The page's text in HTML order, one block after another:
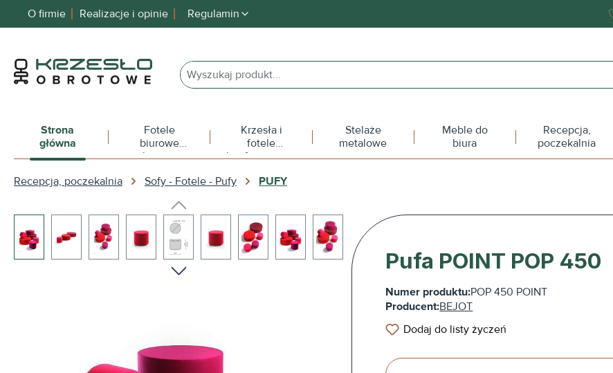
Przejdź do głównej nawigacji
O firmie Realizacje i opinie Regulamin
Strona
główna
Fotele
biurowe
obrotowe
Krzesła i
fotele
konferencyjne
Stelaże
metalowe
Meble do
biura
Recepcja,
poczekalnia
Recepcja, poczekalnia Sofy - Fotele - Pufy PUFY
Pomiń galerię zdjęć
Pufa POINT POP 450
Numer produktu:POP 450 POINT
Producent:BEJOT
Dodaj do listy życzeń